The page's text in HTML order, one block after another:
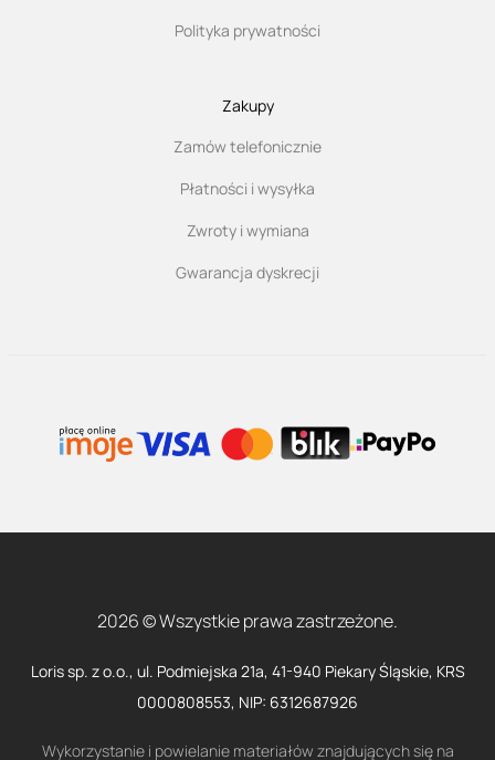
Polityka prywatności
Zakupy
Zamów telefonicznie
Płatności i wysyłka
Zwroty i wymiana
Gwarancja dyskrecji
2026 © Wszystkie prawa zastrzeżone.
Loris sp. z o.o., ul. Podmiejska 21a, 41-940 Piekary Śląskie, KRS
0000808553, NIP: 6312687926
Wykorzystanie i powielanie materiałów znajdujących się na